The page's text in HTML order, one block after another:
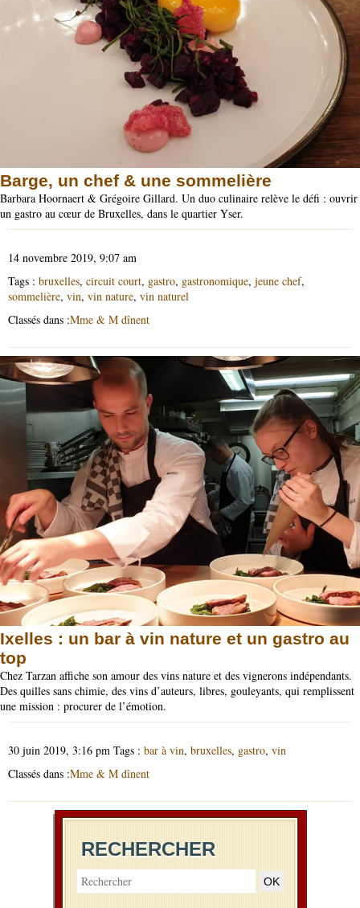
Barge, un chef & une sommelière
Barbara Hoornaert & Grégoire Gillard. Un duo culinaire relève le défi : ouvrir
un gastro au cœur de Bruxelles, dans le quartier Yser.
14 novembre 2019, 9:07 am
Tags : bruxelles, circuit court, gastro, gastronomique, jeune chef,
sommelière, vin, vin nature, vin naturel
Classés dans :Mme & M dînent
Ixelles : un bar à vin nature et un gastro au
top
Chez Tarzan affiche son amour des vins nature et des vignerons indépendants.
Des quilles sans chimie, des vins d’auteurs, libres, gouleyants, qui remplissent
une mission : procurer de l’émotion.
30 juin 2019, 3:16 pm Tags : bar à vin, bruxelles, gastro, vin
Classés dans :Mme & M dînent
RECHERCHER
OK